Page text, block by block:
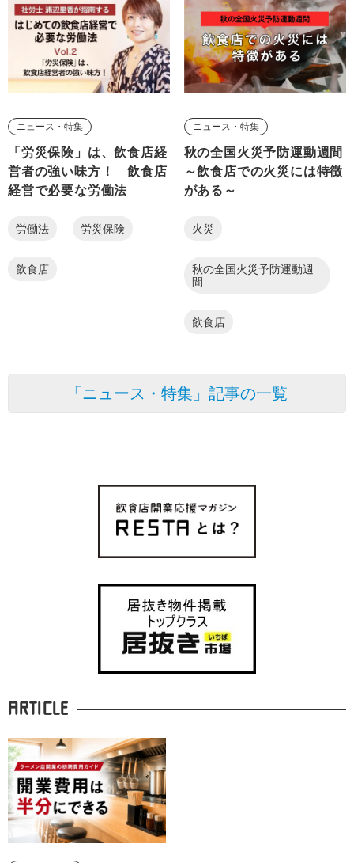
ニュース・特集
「労災保険」は、飲食店経
営者の強い味方！ 飲食店
経営で必要な労働法
労働法 労災保険
飲食店
ニュース・特集
秋の全国火災予防運動週間
～飲食店での火災には特徴
がある～
火災
秋の全国火災予防運動週
間
飲食店
「ニュース・特集」記事の一覧
ARTICLE